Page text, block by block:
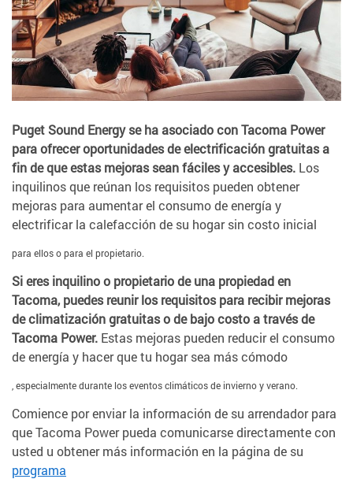
Puget Sound Energy se ha asociado con Tacoma Power
para ofrecer oportunidades de electrificación gratuitas a
fin de que estas mejoras sean fácilesy accesibles. Los
inquilinos que reúnan los requisitos pueden obtener
mejoras para aumentar el consumo de energía y
electrificar la calefacción de su hogar sin costo inicial
para ellos o para el propietario.
Si eres inquilino o propietario de una propiedad en
Tacoma, puedes reunir los requisitos para recibir mejoras
de climatizacióngratuitaso debajo costo a través de
Tacoma Power. Estas mejoras pueden reducir el consumo
de energía y hacer que tu hogar sea más cómodo
, especialmente durante los eventos climáticos de invierno y verano.
Comience por enviar la información de su arrendador para
que Tacoma Power pueda comunicarse directamente con
usted u obtener más información en la página de su
programa